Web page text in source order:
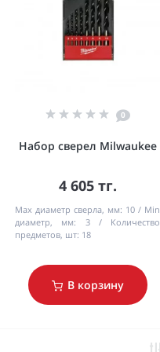
0
Набор сверел Milwaukee
4 605 тг.
Max диаметр сверла, мм: 10
Min
диаметр, мм:
3
Количество
предметов, шт: 18
В корзину